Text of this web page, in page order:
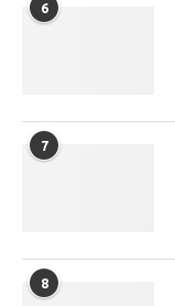
6
7
8